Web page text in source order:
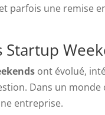
parfois une remise
ont évolué,
Dans un
entreprise.